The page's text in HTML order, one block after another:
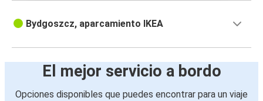
Bydgoszcz, aparcamiento IKEA
El mejor servicio a bordo
Opciones disponibles que puedes encontrar para un viaje